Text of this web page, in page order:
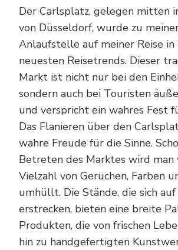
Der Carlsplatz, gelegen mitten
von Düsseldorf, wurde zu
Anlaufstelle auf meiner Reise
neuesten Reisetrends. Dieser
Markt ist nicht nur bei den
sondern auch bei Touristen
und verspricht ein wahres Fest
Das Flanieren über den
wahre Freude für die Sinne.
Betreten des Marktes wird man
Vielzahl von Gerüchen, Farben
umhüllt. Die Stände, die sich
erstrecken, bieten eine breite
Produkten, die von frischen
hin zu handgefertigten